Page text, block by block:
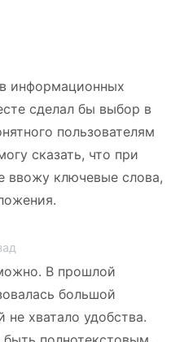
информационных
сделал бы выбор в
пользователям
сказать, что при
ввожу ключевые слова,
В прошлой
большой
хватало удобства.